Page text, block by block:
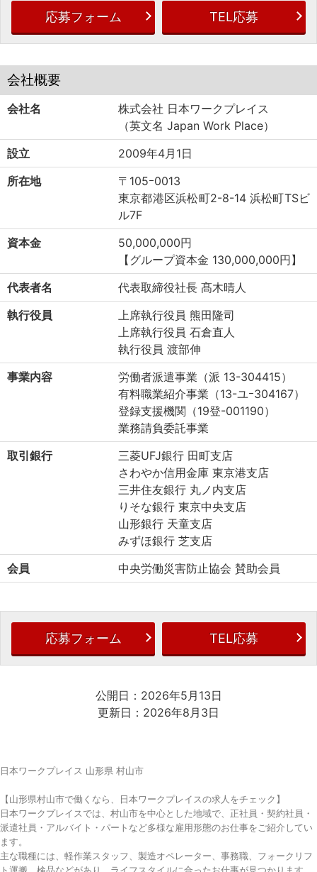
応募フォーム TEL応募
会社概要
会社名
株式会社 日本ワークプレイス
（英文名 Japan Work Place）
設立
2009年4月1日
所在地
〒105ｰ0013
東京都港区浜松町2-8-14 浜松町TSビ
ル7F
資本金
50,000,000円
【グループ資本金 130,000,000円】
代表者名
代表取締役社長 髙木晴人
執行役員
上席執行役員 熊田隆司
上席執行役員 石倉直人
執行役員 渡部伸
事業内容
労働者派遣事業（派 13-304415）
有料職業紹介事業（13-ユｰ304167）
登録支援機関（19登-001190）
業務請負委託事業
取引銀行
三菱UFJ銀行 田町支店
さわやか信用金庫 東京港支店
三井住友銀行 丸ノ内支店
りそな銀行 東京中央支店
山形銀行 天童支店
みずほ銀行 芝支店
会員
中央労働災害防止協会 賛助会員
応募フォーム TEL応募
公開日：2026年5月13日
更新日：2026年8月3日
日本ワークプレイス 山形県 村山市
【山形県村山市で働くなら、日本ワークプレイスの求人をチェック】
日本ワークプレイスでは、村山市を中心とした地域で、正社員・契約社員・
派遣社員・アルバイト・パートなど多様な雇用形態のお仕事をご紹介してい
ます。
主な職種には、軽作業スタッフ、製造オペレーター、事務職、フォークリフ